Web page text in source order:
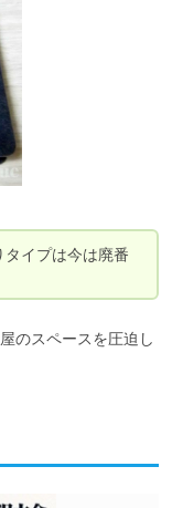
イプは今は廃番
のスペースを圧迫し